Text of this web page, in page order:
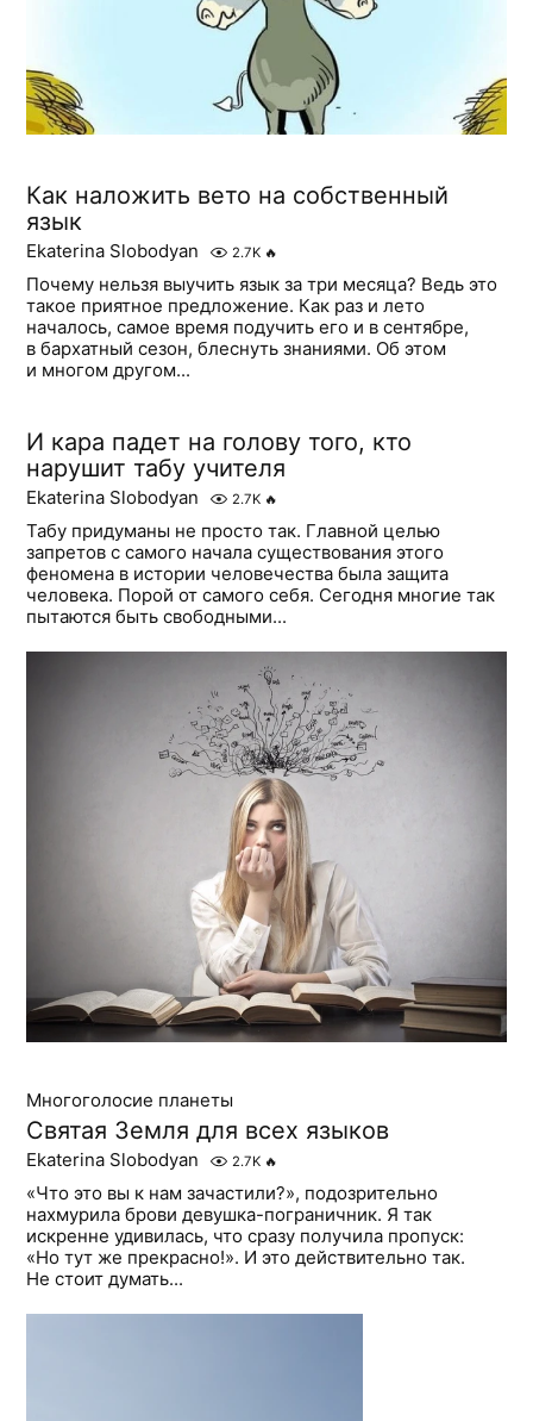
Как наложить вето на собственный
язык
Ekaterina Slobodyan 2.7K 🔥
Почему нельзя выучить язык за три месяца? Ведь это
такое приятное предложение. Как раз и лето
началось, самое время подучить его и в сентябре,
в бархатный сезон, блеснуть знаниями. Об этом
и многом другом...
И кара падет на голову того, кто
нарушит табу учителя
Ekaterina Slobodyan 2.7K 🔥
Табу придуманы не просто так. Главной целью
запретов с самого начала существования этого
феномена в истории человечества была защита
человека. Порой от самого себя. Сегодня многие так
пытаются быть свободными...
Многоголосие планеты
Святая Земля для всех языков
Ekaterina Slobodyan 2.7K 🔥
«Что это вы к нам зачастили?», подозрительно
нахмурила брови девушка-пограничник. Я так
искренне удивилась, что сразу получила пропуск:
«Но тут же прекрасно!». И это действительно так.
Не стоит думать...